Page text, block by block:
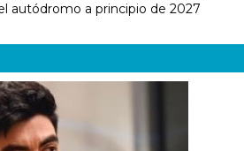
autódromo a principio de 2027